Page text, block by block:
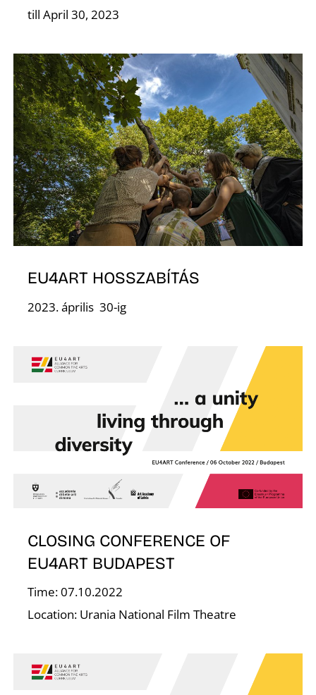
till April 30, 2023
EU4ART HOSSZABÍTÁS
2023. április 30-ig
CLOSING CONFERENCE OF
EU4ART BUDAPEST
Time: 07.10.2022
Location: Urania National Film Theatre